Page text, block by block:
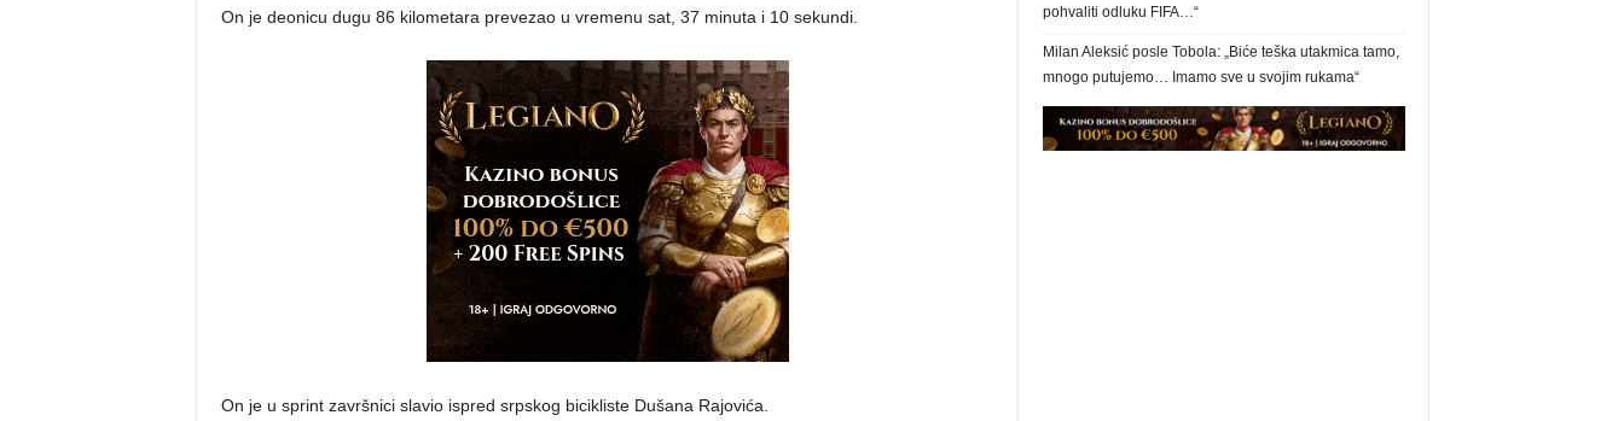
On je deonicu dugu 86 kilometara prevezao u vremenu sat, 37 minuta i 10 sekundi.
On je u sprint završnici slavio ispred srpskog bicikliste Dušana Rajovića.
pohvaliti odluku FIFA…“
Milan Aleksić posle Tobola: „Biće teška utakmica tamo,
mnogo putujemo… Imamo sve u svojim rukama“